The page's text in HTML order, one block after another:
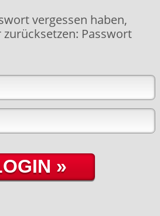
vergessen haben,
zurücksetzen: Passwort